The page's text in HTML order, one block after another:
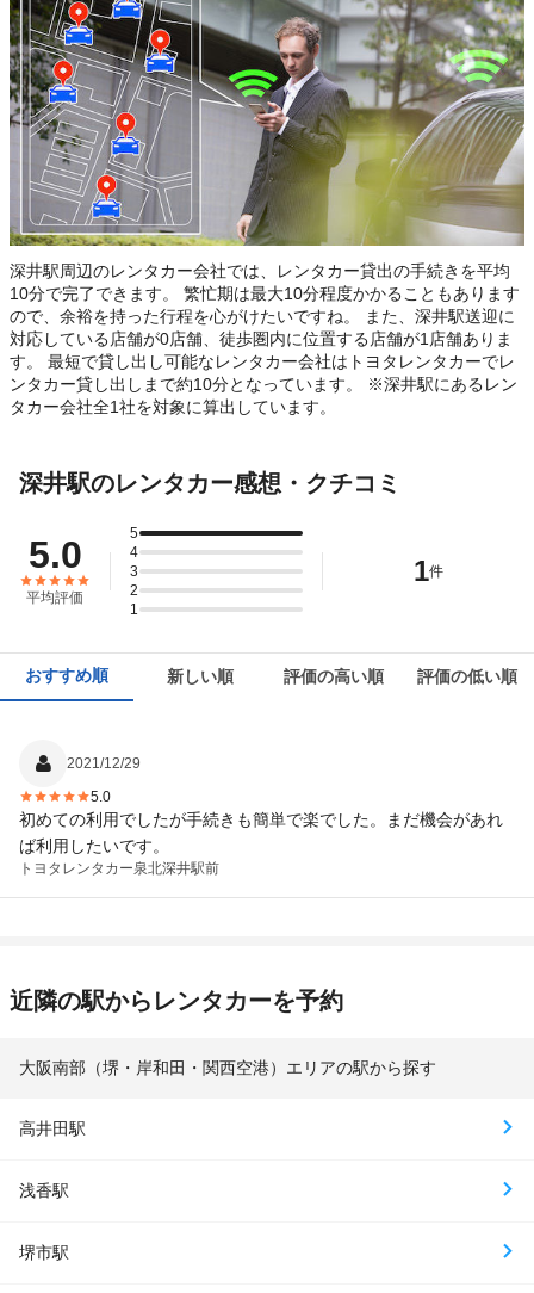
深井駅周辺のレンタカー会社では、レンタカー貸出の手続きを平均
10分で完了できます。 繁忙期は最大10分程度かかることもあります
ので、余裕を持った行程を心がけたいですね。 また、深井駅送迎に
対応している店舗が0店舗、徒歩圏内に位置する店舗が1店舗ありま
す。 最短で貸し出し可能なレンタカー会社はトヨタレンタカーでレ
ンタカー貸し出しまで約10分となっています。 ※深井駅にあるレン
タカー会社全1社を対象に算出しています。
深井駅のレンタカー感想・クチコミ
5.0
平均評価
5
4
3
2
1
1件
おすすめ順 新しい順 評価の高い順 評価の低い順
2021/12/29
5.0
初めての利用でしたが手続きも簡単で楽でした。まだ機会があれ
ば利用したいです。
トヨタレンタカー泉北深井駅前
近隣の駅からレンタカーを予約
大阪南部（堺・岸和田・関西空港）エリアの駅から探す
高井田駅
浅香駅
堺市駅